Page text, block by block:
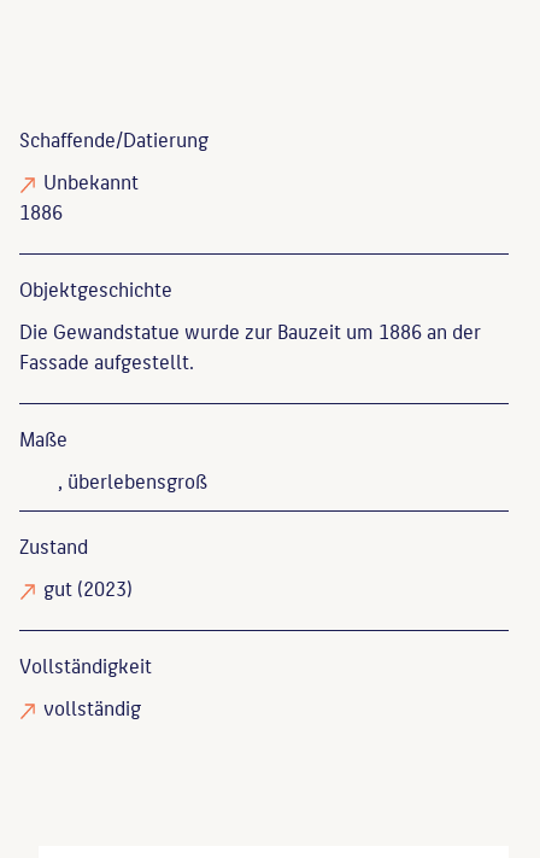
Schaffende/Datierung
Unbekannt
1886
Objekt­geschichte
Die Gewandstatue wurde zur Bauzeit um 1886 an der
Fassade aufgestellt.
Maße
, überlebensgroß
Zustand
gut(2023)
Vollständigkeit
vollständig